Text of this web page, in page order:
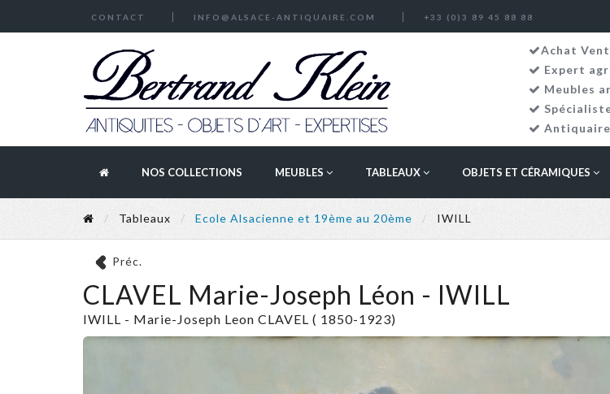
CONTACT INFO@ALSACE-ANTIQUAIRE.COM +33 (0)3 89 45 88 88
Achat
Expert
Meubles
NOS COLLECTIONS MEUBLES TABLEAUX OBJETS ET CÉRAMIQUES
Tableaux Ecole Alsacienne et 19ème au 20ème IWILL
Préc.
CLAVEL Marie-Joseph Léon - IWILL
IWILL - Marie-Joseph Leon CLAVEL ( 1850-1923)